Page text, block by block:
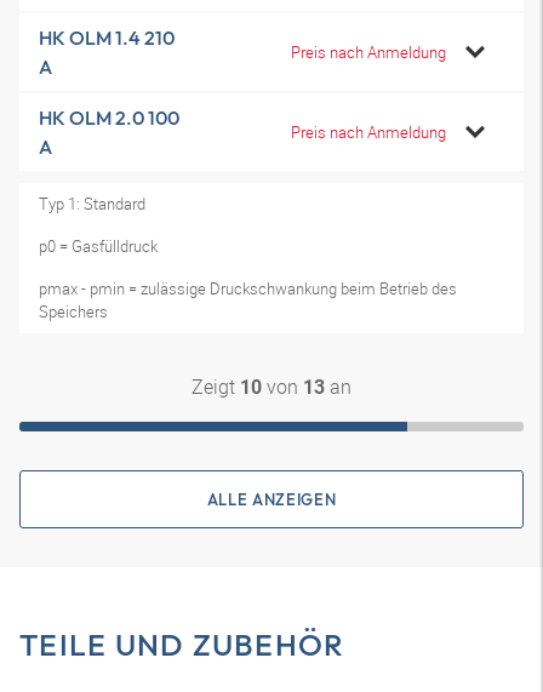
HK OLM 1.4 210
A
Preis nach Anmeldung
HK OLM 2.0 100
A
Preis nach Anmeldung
Typ 1: Standard
p0 = Gasfülldruck
pmax - pmin = zulässige Druckschwankung beim Betrieb des
Speichers
Zeigt 10 von 13 an
ALLE ANZEIGEN
TEILE UND ZUBEHÖR